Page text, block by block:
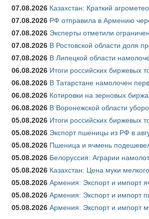
07.08.2026 Казахстан: Краткий
07.08.2026 РФ отправила в Армению
07.08.2026 Эксперты отметили
07.08.2026 В Ростовской области доля
07.08.2026 В Липецкой области
06.08.2026 Итоги российских биржевых
06.08.2026 В Татарстане намолочен
06.08.2026 Котировки на зерновых
06.08.2026 В Воронежской области
05.08.2026 Итоги российских биржевых
05.08.2026 Экспорт пшеницы из РФ в
05.08.2026 Пшеница и ячмень
05.08.2026 Белоруссия: Аграрии
05.08.2026 Казахстан: Цена муки
05.08.2026 Армения: Экспорт и импорт
05.08.2026 Армения: Экспорт и импорт
05.08.2026 Армения: Экспорт и импорт